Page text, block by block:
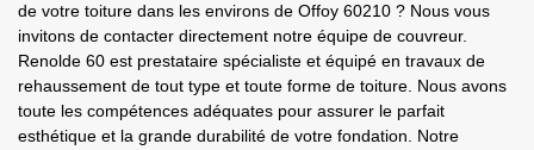
de votre toiture dans les environs de Offoy 60210 ? Nous vous
invitons de contacter directement notre équipe de couvreur.
Renolde 60 est prestataire spécialiste et équipé en travaux de
rehaussement de tout type et toute forme de toiture. Nous avons
toute les compétences adéquates pour assurer le parfait
esthétique et la grande durabilité de votre fondation. Notre